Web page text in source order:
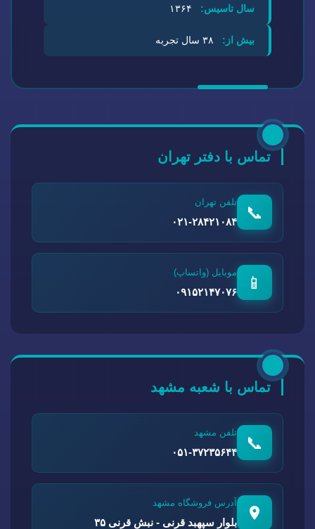
سال تاسیس:
بیش از:
تماس با دفتر تهران
📞
تلفن تهران
۰۲۱-۲۸۴۲۱۰۸۴
📱
موبایل (واتساپ)
۰۹۱۵۲۱۴۷۰۷۶
تماس با شعبه مشهد
📞
تلفن مشهد
۰۵۱-۳۷۲۳۵۶۴۴
آدرس فروشگاه مشهد
بلوار سپهبد قرنی - نبش قرنی ۳۵